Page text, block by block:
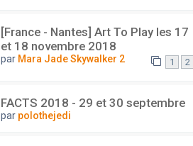
[France - Nantes] Art To Play les 17
et 18 novembre 2018
par Mara Jade Skywalker 2 1 2
FACTS 2018 - 29 et 30 septembre
par polothejedi